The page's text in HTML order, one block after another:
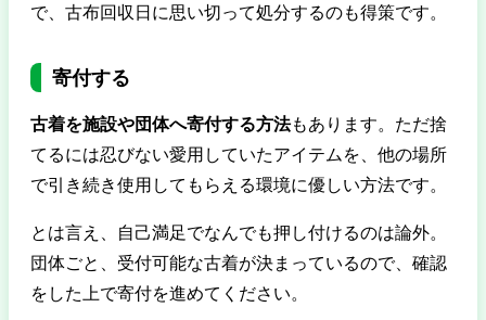
で、古布回収日に思い切って処分するのも得策です。
寄付する
古着を施設や団体へ寄付する方法もあります。ただ捨
てるには忍びない愛用していたアイテムを、他の場所
で引き続き使用してもらえる環境に優しい方法です。
とは言え、自己満足でなんでも押し付けるのは論外。
団体ごと、受付可能な古着が決まっているので、確認
をした上で寄付を進めてください。